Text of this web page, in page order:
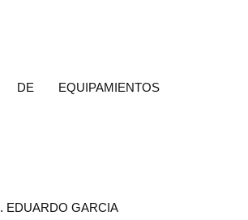
DE EQUIPAMIENTOS
EDUARDO GARCIA